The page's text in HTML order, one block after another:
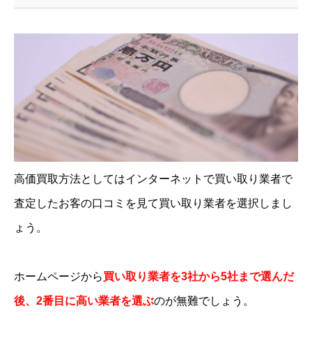
高価買取方法としてはインターネットで買い取り業者で
査定したお客の口コミを見て買い取り業者を選択しまし
ょう。
ホームページから買い取り業者を3社から5社まで選んだ
後、2番目に高い業者を選ぶのが無難でしょう。